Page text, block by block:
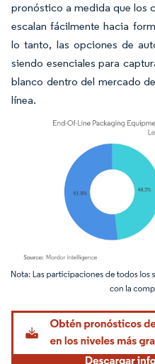
pronóstico a medida que los
escalan fácilmente hacia
lo tanto, las opciones de
siendo esenciales para
blanco dentro del mercado
línea.
Imagen © Mordor Intelligence. El uso